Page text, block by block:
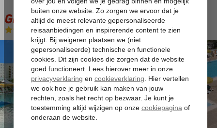
Green Field
Logies en ontbijt -Appartement